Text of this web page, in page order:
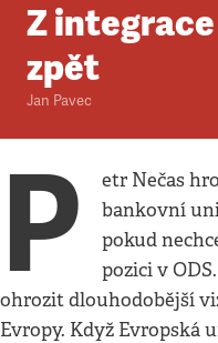
Z
zpět
Jan Pavec
P
etr Nečas
bankovní
pokud
pozici v
ohrozit dlouhodobější
Evropy. Když Evropská